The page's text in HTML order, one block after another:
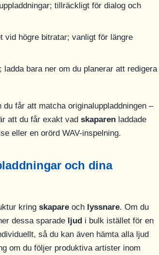
tillräckligt för dialog och
vid högre bitratar; vanligt för längre
ladda bara ner om du planerar att redigera
får att matcha originaluppladdningen –
att du får exakt vad skaparen laddade
eller en orörd WAV-inspelning.
och dina
kring skapare och lyssnare. Om du
dessa sparade ljud i bulk istället för en
så du kan även hämta alla ljud
om du följer produktiva artister inom